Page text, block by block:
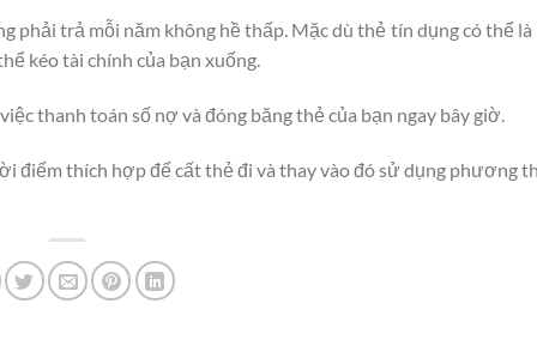
phải trả mỗi năm không hề thấp. Mặc dù thẻ tín dụng có thể là
kéo tài chính của bạn xuống.
thanh toán số nợ và đóng băng thẻ của bạn ngay bây giờ.
điểm thích hợp để cất thẻ đi và thay vào đó sử dụng phương